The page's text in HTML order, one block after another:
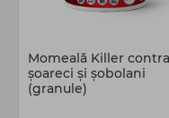
Totul pentru
Momeală Killer contra
şoareci şi şobolani
(granule)